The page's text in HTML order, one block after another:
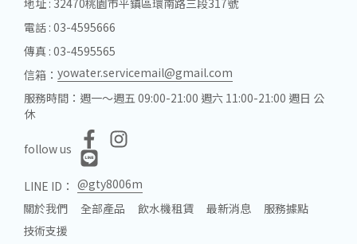
地址 : 32470桃園市平鎮區環南路三段317號
電話 : 03-4595666
傳真 : 03-4595565
信箱： yowater.servicemail@gmail.com
服務時間：週一～週五 09:00-21:00 週六 11:00-21:00 週日 公
休
follow us
LINE ID： @gty8006m
關於我們
全部產品 飲水機租賃 最新消息
服務據點
技術支援